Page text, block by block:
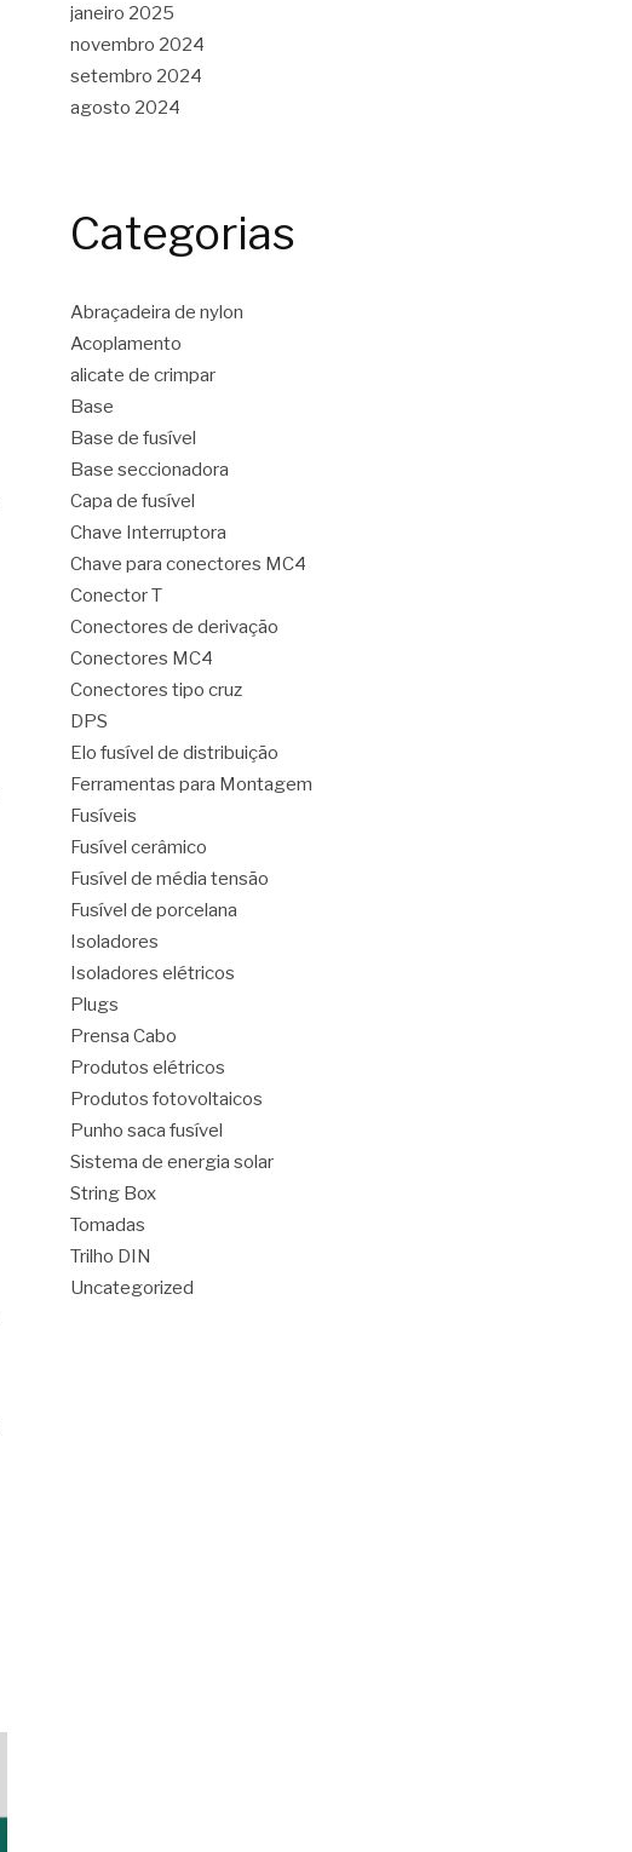
janeiro 2025
novembro 2024
setembro 2024
agosto 2024
Categorias
Abraçadeira de nylon
Acoplamento
alicate de crimpar
Base
Base de fusível
Base seccionadora
Capa de fusível
Chave Interruptora
Chave para conectores MC4
Conector T
Conectores de derivação
Conectores MC4
Conectores tipo cruz
DPS
Elo fusível de distribuição
Ferramentas para Montagem
Fusíveis
Fusível cerâmico
Fusível de média tensão
Fusível de porcelana
Isoladores
Isoladores elétricos
Plugs
Prensa Cabo
Produtos elétricos
Produtos fotovoltaicos
Punho saca fusível
Sistema de energia solar
String Box
Tomadas
Trilho DIN
Uncategorized